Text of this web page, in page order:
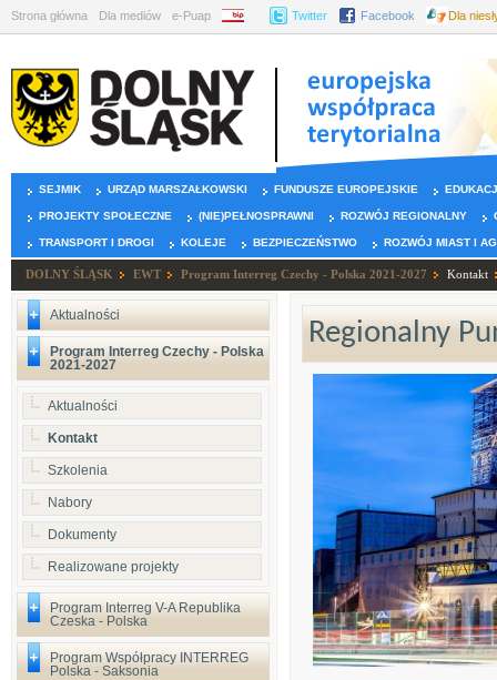
Strona główna Dla mediów e-Puap BIP Twitter Facebook Dla
SEJMIK URZĄD MARSZAŁKOWSKI FUNDUSZE EUROPEJSKIE
PROJEKTY SPOŁECZNE (NIE)PEŁNOSPRAWNI ROZWÓJ REGIONALNY
TRANSPORT I DROGI KOLEJE BEZPIECZEŃSTWO ROZWÓJ MIAST I
DOLNY ŚLĄSK EWT Program Interreg Czechy - Polska 2021-2027 Kontakt
Aktualności
Program Interreg Czechy - Polska
2021-2027
Aktualności
Kontakt
Szkolenia
Nabory
Dokumenty
Realizowane projekty
Program Interreg V-A Republika
Czeska - Polska
Program Współpracy INTERREG
Polska - Saksonia
Regionalny